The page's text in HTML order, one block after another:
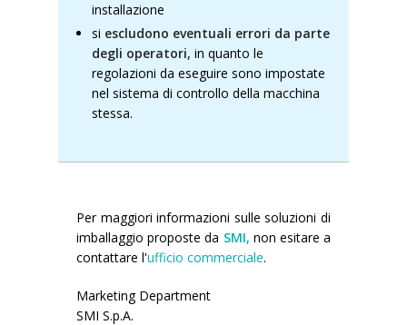
installazione
si escludono eventuali errori da parte
degli operatori, in quanto le
regolazioni da eseguire sono impostate
nel sistema di controllo della macchina
stessa.
Per maggiori informazioni sulle soluzioni di
imballaggio proposte da SMI, non esitare a
contattare l'ufficio commerciale.
Marketing Department
SMI S.p.A.